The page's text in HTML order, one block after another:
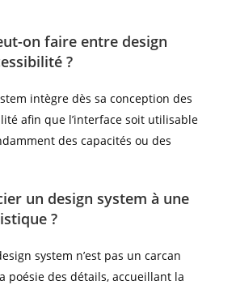
on faire entre design
?
intègre dès sa conception des
afin que l’interface soit utilisable
des capacités ou des
un design system à une
?
system n’est pas un carcan
poésie des détails, accueillant la